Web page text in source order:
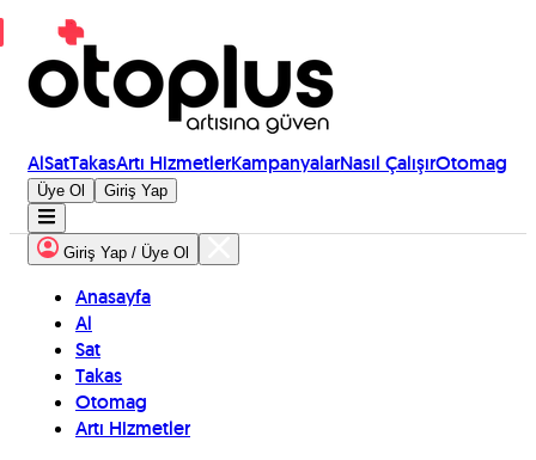
AlSatTakasArtı HizmetlerKampanyalarNasıl ÇalışırOtomag
Üye Ol Giriş Yap
Giriş Yap / Üye Ol
Anasayfa
Al
Sat
Takas
Otomag
Artı Hizmetler